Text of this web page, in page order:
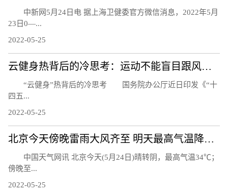
中新网5月24日电 据上海卫健委官方微信消息，2022年5月
23日0—...
2022-05-25
云健身热背后的冷思考：运动不能盲目跟风而是生活习惯
“云健身”热背后的冷思考 国务院办公厅近日印发《“十
四五...
2022-05-25
北京今天傍晚雷雨大风齐至 明天最高气温降至30℃以下
中国天气网讯 北京今天(5月24日)晴转阴，最高气温34℃；
傍晚至...
2022-05-25